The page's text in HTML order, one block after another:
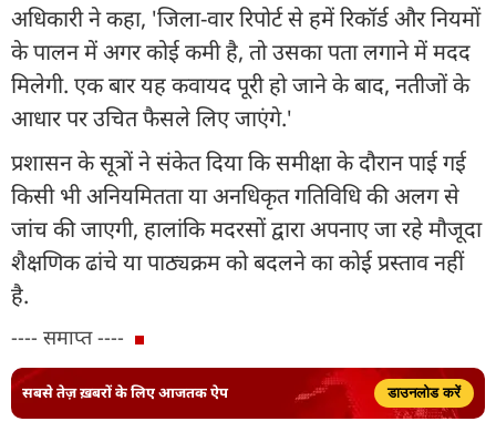
अधिकारी ने कहा, 'जिला-वार रिपोर्ट से हमें रिकॉर्ड और नियमों
के पालन में अगर कोई कमी है, तो उसका पता लगाने में मदद
मिलेगी. एक बार यह कवायद पूरी हो जाने के बाद, नतीजों के
आधार पर उचित फैसले लिए जाएंगे.'
प्रशासन के सूत्रों ने संकेत दिया कि समीक्षा के दौरान पाई गई
किसी भी अनियमितता या अनधिकृत गतिविधि की अलग से
जांच की जाएगी, हालांकि मदरसों द्वारा अपनाए जा रहे मौजूदा
शैक्षणिक ढांचे या पाठ्यक्रम को बदलने का कोई प्रस्ताव नहीं
है.
---- समाप्त ----
सबसे तेज़ ख़बरों के लिए आजतक ऐप डाउनलोड करें